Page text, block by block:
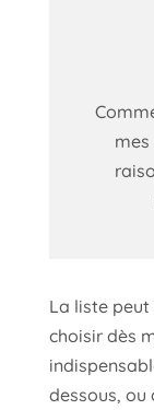
mes
La liste
choisir dès
dessous,